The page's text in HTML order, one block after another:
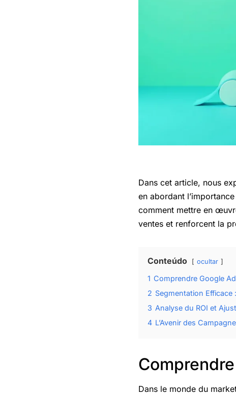
Dans cet article, nous
en abordant
comment mettre en
ventes et renforcent la
Conteúdo ocultar
1 Comprendre Google
2 Segmentation
3 Analyse du ROI et
4 L’Avenir des
Dans le monde du